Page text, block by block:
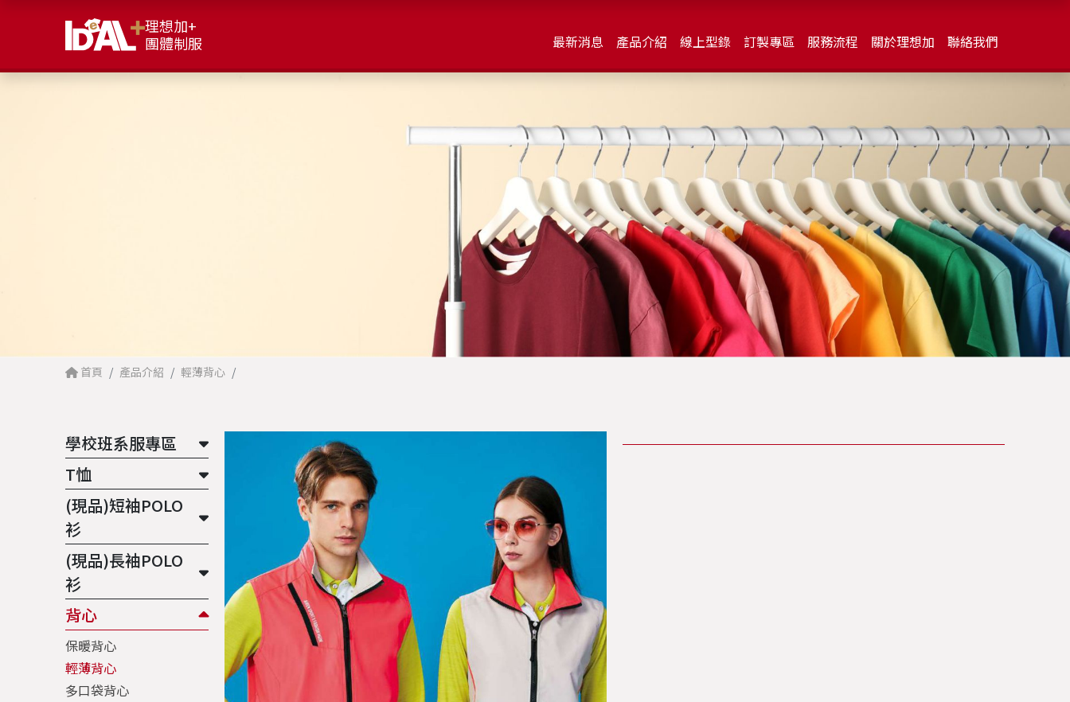
理想加+
團體制服
最新消息 產品介紹 線上型錄 訂製專區 服務流程 關於理想加 聯絡我們
首頁 產品介紹 輕薄背心
學校班系服專區
T恤
(現品)短袖POLO
衫
(現品)長袖POLO
衫
背心
保暖背心
輕薄背心
多口袋背心